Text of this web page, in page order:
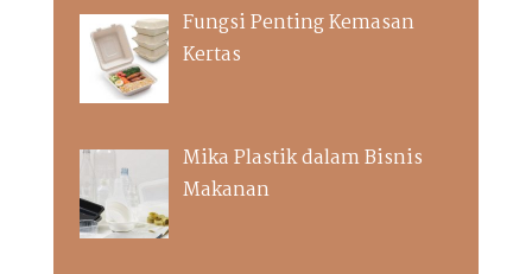
Fungsi Penting Kemasan
Kertas
Mika Plastik dalam Bisnis
Makanan